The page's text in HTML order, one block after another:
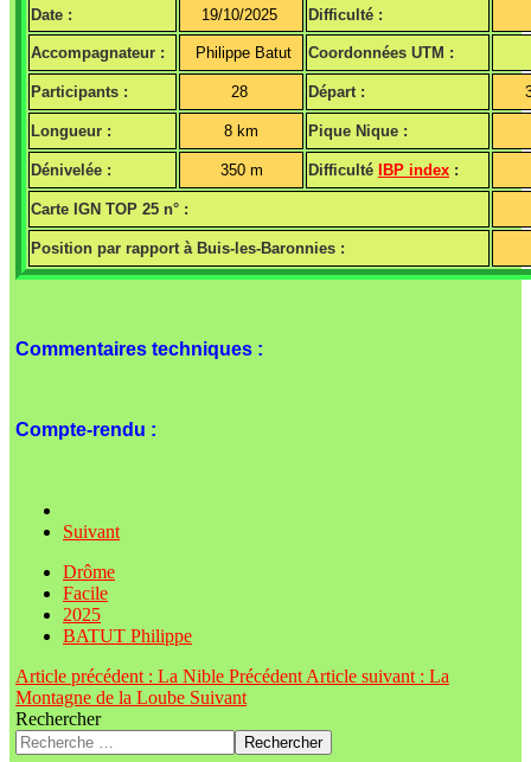
Date : 19/10/2025 Difficulté :
Accompagnateur : Philippe Batut Coordonnées UTM :
Participants : 28 Départ :
Longueur : 8 km Pique Nique :
Dénivelée : 350 m Difficulté IBP index :
Carte IGN TOP 25 n° :
Position par rapport à Buis-les-Baronnies :
Commentaires techniques :
Compte-rendu :
Suivant
Drôme
Facile
2025
BATUT Philippe
Article précédent : La Nible Précédent Article suivant : La
Montagne de la Loube Suivant
Rechercher
Rechercher